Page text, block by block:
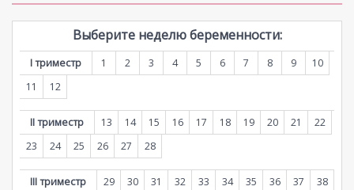
Выберите неделю беременности:
I триместр 1 2 3 4 5 6 7 8 9
10
11
12
II триместр 13 14 15 16 17 18 19 20 21
22
23
24 25 26 27 28
III триместр 29 30 31 32 33 34 35 36 37
38